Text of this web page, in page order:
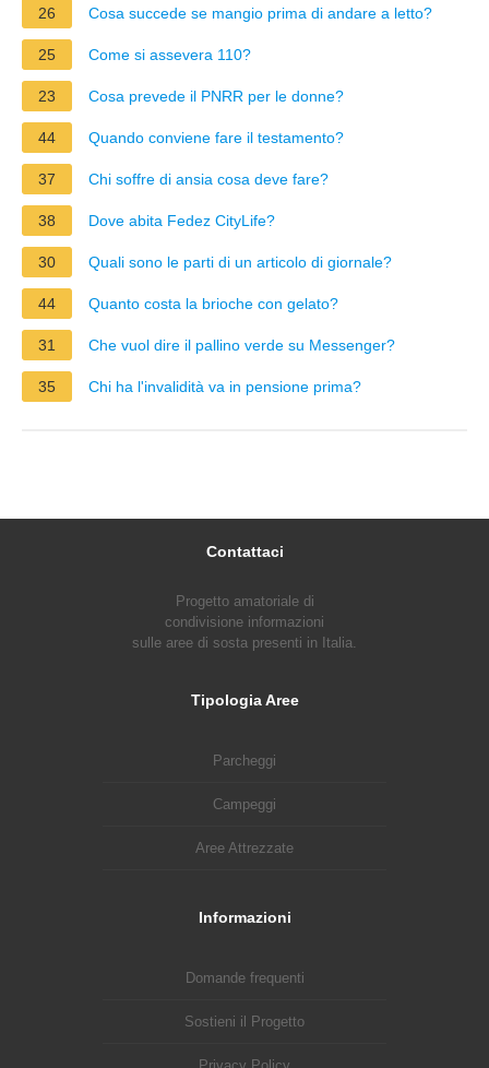
26 Cosa succede se mangio prima di andare a letto?
25 Come si assevera 110?
23 Cosa prevede il PNRR per le donne?
44 Quando conviene fare il testamento?
37 Chi soffre di ansia cosa deve fare?
38 Dove abita Fedez CityLife?
30 Quali sono le parti di un articolo di giornale?
44 Quanto costa la brioche con gelato?
31 Che vuol dire il pallino verde su Messenger?
35 Chi ha l'invalidità va in pensione prima?
Contattaci
Progetto amatoriale di
condivisione informazioni
sulle aree di sosta presenti in Italia.
Tipologia Aree
Parcheggi
Campeggi
Aree Attrezzate
Informazioni
Domande frequenti
Sostieni il Progetto
Privacy Policy